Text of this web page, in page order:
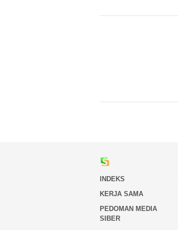
INDEKS
KERJA SAMA
PEDOMAN MEDIA
SIBER